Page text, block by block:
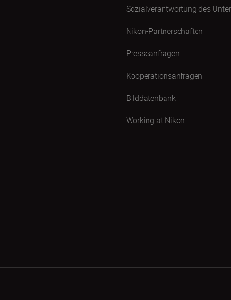
Sozialverantwortung des
Nikon-Partnerschaften
Presseanfragen
Kooperationsanfragen
Bilddatenbank
Working at Nikon